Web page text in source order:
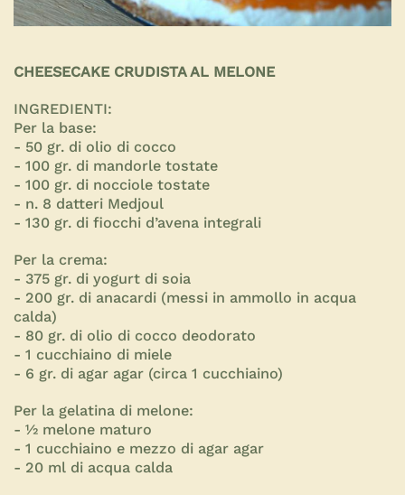
CHEESECAKE CRUDISTA AL MELONE
INGREDIENTI:
Per la base:
- 50 gr. di olio di cocco
- 100 gr. di mandorle tostate
- 100 gr. di nocciole tostate
- n. 8 datteri Medjoul
- 130 gr. di fiocchi d’avena integrali
Per la crema:
- 375 gr. di yogurt di soia
- 200 gr. di anacardi (messi in ammollo in acqua
calda)
- 80 gr. di olio di cocco deodorato
- 1 cucchiaino di miele
- 6 gr. di agar agar (circa 1 cucchiaino)
Per la gelatina di melone:
- ½ melone maturo
- 1 cucchiaino e mezzo di agar agar
- 20 ml di acqua calda